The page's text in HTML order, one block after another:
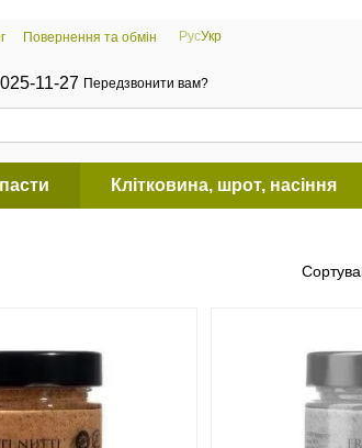
Повернення та обмін РусУкр
11-27 Передзвонити вам?
Клітковина, шрот, насіння